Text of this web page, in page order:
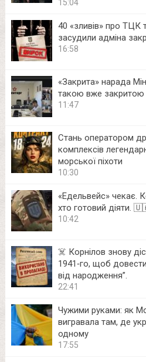
15:04
40 «зливів» про ТЦК
засудили адміна
16:58
«Закрита» нарада
такою вже закритою
11:47
Стань оператором
комплексів
морської піхоти
10:30
«Едельвейс» чекає.
хто готовий діяти.
10:42
☠️ Корнілов знову
1941‑го, щоб
від народження”.
22:41
Чужими руками: як
вигравала там, де
одному
17:55